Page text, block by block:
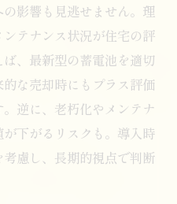
影響も見逃せません。理
テナンス状況が住宅の評
、最新型の蓄電池を適切
な売却時にもプラス評価
逆に、老朽化やメンテナ
下がるリスクも。導入時
慮し、長期的視点で判断